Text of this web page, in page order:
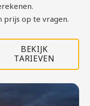
prijs op te vragen.
BEKIJK
TARIEVEN